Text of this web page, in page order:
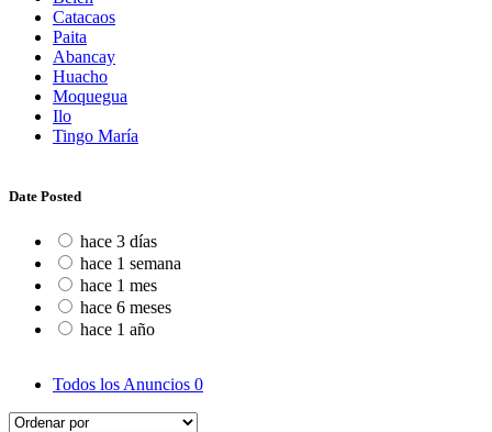
Catacaos
Paita
Abancay
Huacho
Moquegua
Ilo
Tingo María
Date Posted
hace 3 días
hace 1 semana
hace 1 mes
hace 6 meses
hace 1 año
Todos los Anuncios 0